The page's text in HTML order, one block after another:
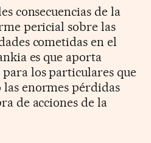
consecuencias de la
pericial sobre las
cometidas en el
es que aporta
los particulares que
enormes pérdidas
de acciones de la